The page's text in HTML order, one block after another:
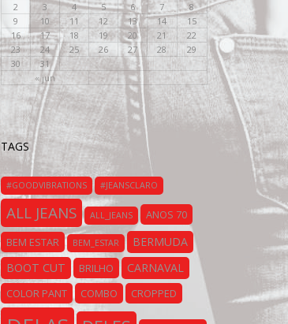
« jun
2
3 4 5 6 7
8
9
10 11 12 13 14
15
16
17 18 19 20 21
22
23
24 25 26 27 28
29
30
31
TAGS
#GOODVIBRATIONS #JEANSCLARO
ALL JEANS ALL_JEANS
ANOS 70
BEM ESTAR
BEM_ESTAR
BERMUDA
BOOT CUT
BRILHO CARNAVAL
COLOR PANT COMBO CROPPED